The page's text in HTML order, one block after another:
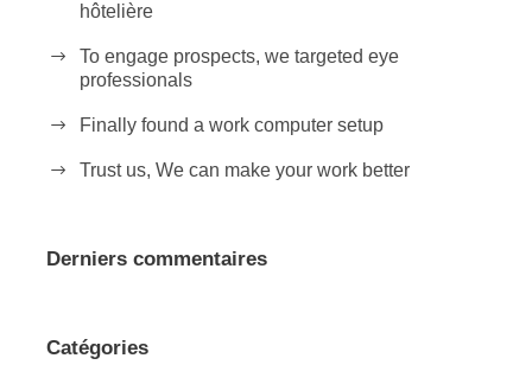
hôtelière
To engage prospects, we targeted eye
professionals
Finally found a work computer setup
Trust us, We can make your work better
Derniers commentaires
Catégories